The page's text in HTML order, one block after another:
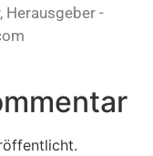
Herausgeber -